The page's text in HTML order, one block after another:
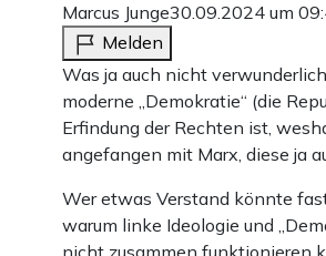
Marcus Junge30.09.2024 um
Melden
Was ja auch nicht
moderne „Demokratie“ (die
Erfindung der Rechten ist,
angefangen mit Marx, diese ja
Wer etwas Verstand könnte
warum linke Ideologie und